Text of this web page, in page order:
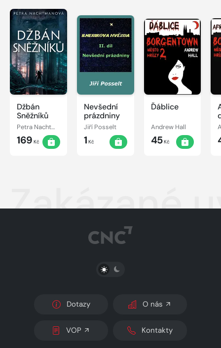
Džbán
Sněžníků
Petra Nachtmanová
169 Kč
Nevšední
prázdniny
Jiří Posselt
1 Kč
Ďáblice
Andrew Hall
45Kč
Zakázané
PŘEPNOUT SVĚTLÝ/TMAVÝ REŽIM
Dotazy O nás
VOP Kontakty